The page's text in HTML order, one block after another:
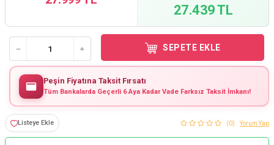
27.439 TL
SEPETE EKLE
Peşin Fiyatına Taksit Fırsatı
Tüm Bankalarda Geçerli 6 Aya Kadar Vade Farksız Taksit İmkanı!
Listeye Ekle (0) Yorum Yap